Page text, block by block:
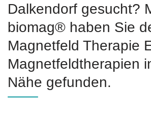
Dalkendorf gesucht?
biomag® haben Sie
Magnetfeld Therapie
Magnetfeldtherapien
Nähe gefunden.